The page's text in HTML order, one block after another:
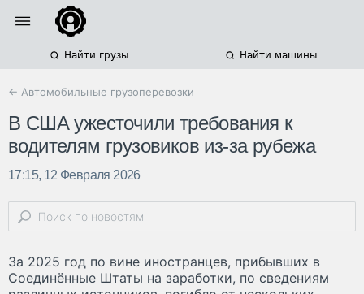
Найти грузы Найти машины
← Автомобильные грузоперевозки
В США ужесточили требования к
водителям грузовиков из-за рубежа
17:15, 12 Февраля 2026
За 2025 год по вине иностранцев, прибывших в
Соединённые Штаты на заработки, по сведениям